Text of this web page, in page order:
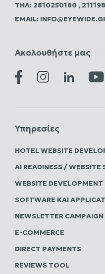
ΤΗΛ: 2810250180 ,
EMAIL:
Ακολουθήστε μας
Υπηρεσίες
HOTEL WEBSITE
AI READINESS /
WEBSITE DEVELOPMENT
SOFTWARE ΚΑΙ
NEWSLETTER
E-COMMERCE
DIRECT PAYMENTS
REVIEWS TOOL